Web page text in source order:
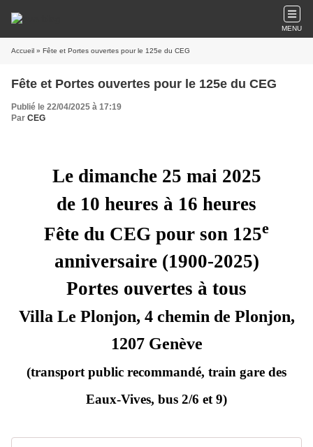
MENU
Accueil » Fête et Portes ouvertes pour le 125e du CEG
Fête et Portes ouvertes pour le 125e du CEG
Publié le 22/04/2025 à 17:19
Par CEG
Le dimanche 25 mai 2025
de 10 heures à 16 heures
Fête du CEG pour son 125e
anniversaire (1900-2025)
Portes ouvertes à tous
Villa Le Plonjon, 4 chemin de Plonjon,
1207 Genève
(transport public recommandé, train gare des
Eaux-Vives, bus 2/6 et 9)